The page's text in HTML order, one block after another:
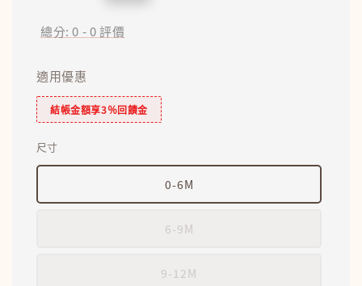
總分:0 -0評價
適用優惠
結帳金額享3％回饋金
尺寸
0-6M
6-9M
9-12M